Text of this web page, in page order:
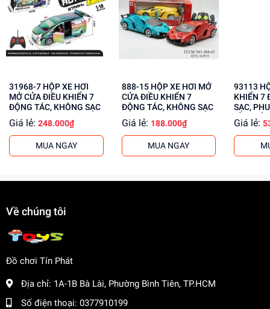
Phát triển tư duy, sáng tạo và kỹ năng phối hợp tay
mắt
Giúp trẻ em học hỏi và khám phá thế giới xung
quanh
logic
Mua ngay tạidochoitinphat.com, chúng tôi cung cấp giá sỉ
cho khách buôn. Liên hệ với chúng tôi để biết thêm thông
tin!
31968-7 HỘP XE HƠI
MỞ CỬA ĐIỀU KHIỂN 7
ĐỘNG TÁC, KHÔNG SẠC
Giá lẻ: 248.000₫
MUA NGAY
888-15 HỘP XE HƠI MỞ
CỬA ĐIỀU KHIỂN 7
ĐỘNG TÁC, KHÔNG SẠC
Giá lẻ: 188.000₫
MUA NGAY
93113 HỘP XE ĐUA ĐIỀU
KHIỂN 7
SẠC,
CẦM
Giá lẻ:
Về chúng tôi
Đồ chơi Tín Phát
Địa chỉ: 1A-1B Bà Lài, Phường Bình Tiên, TP.HCM
Số điện thoại: 0377910199